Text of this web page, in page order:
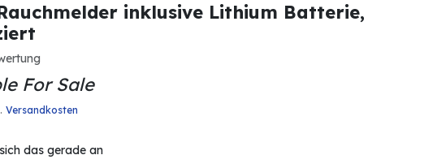
inklusive Lithium Batterie,
For Sale
Versandkosten
das gerade an